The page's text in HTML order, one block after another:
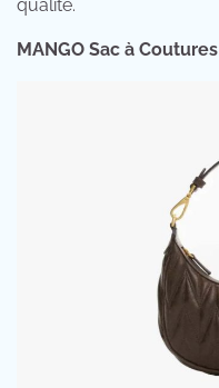
qualité.
MANGO Sac à Coutures